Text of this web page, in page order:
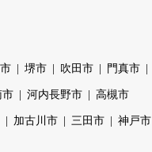
堺市 吹田市 門真市
市 河内長野市 高槻市
加古川市 三田市 神戸市